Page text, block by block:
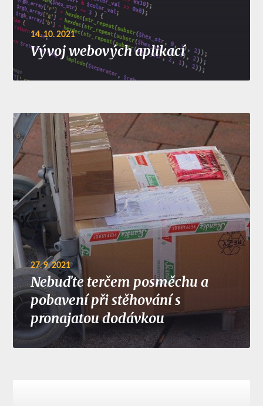
14. 10. 2021
Vývoj webových aplikací
27. 9. 2021
Nebuďte terčem posměchu a
pobavení při stěhování s
pronajatou dodávkou